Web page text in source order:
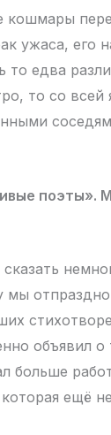
ужаса, его
то едва
то со
поэты».
мы
объявил
больше
ещё